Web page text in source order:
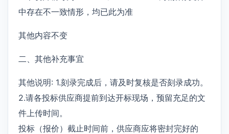
中存在不一致情形，均已此为准
其他内容不变
二、其他补充事宜
其他说明: 1.刻录完成后，请及时复核是否刻录成功。
2.请各投标供应商提前到达开标现场，预留充足的文
件上传时间。
投标（报价）截止时间前，供应商应将密封完好的